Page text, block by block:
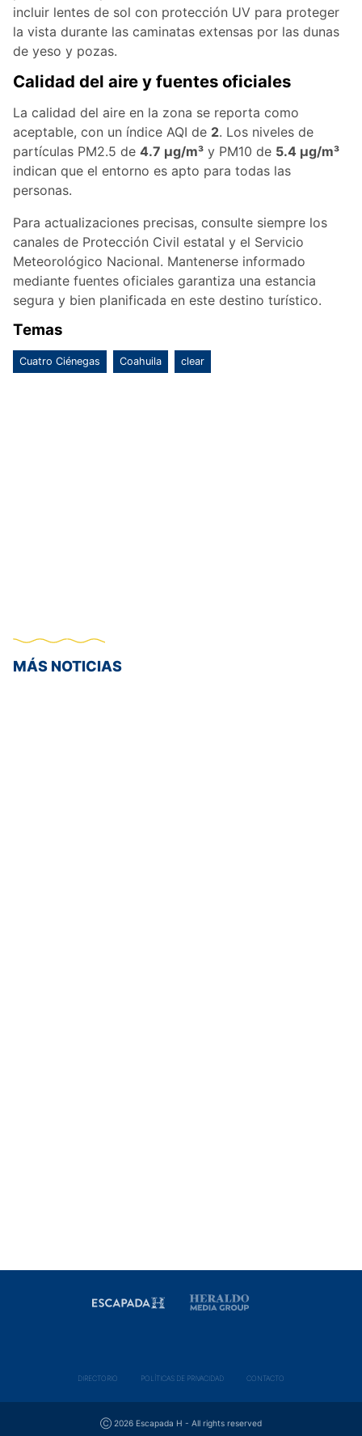
incluir lentes de sol con protección UV para proteger
la vista durante las caminatas extensas por las dunas
de yeso y pozas.
Calidad del aire y fuentes oficiales
La calidad del aire en la zona se reporta como
aceptable, con un índice AQI de 2. Los niveles de
partículas PM2.5 de 4.7 µg/m³ y PM10 de 5.4 µg/m³
indican que el entorno es apto para todas las
personas.
Para actualizaciones precisas, consulte siempre los
canales de Protección Civil estatal y el Servicio
Meteorológico Nacional. Mantenerse informado
mediante fuentes oficiales garantiza una estancia
segura y bien planificada en este destino turístico.
Temas
Cuatro Ciénegas Coahuila clear
MÁS NOTICIAS
DIRECTORIO POLÍ­TICAS DE PRIVACIDAD CONTACTO
Ⓒ 2026 Escapada H - All rights reserved